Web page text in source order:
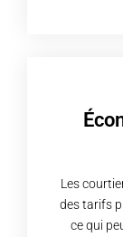
Les
des tarifs
ce qui